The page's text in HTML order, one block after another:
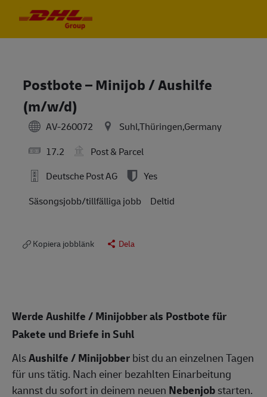
Postbote – Minijob / Aushilfe
(m/w/d)
AV-260072
Suhl,Thüringen,Germany
17.2
Post & Parcel
Deutsche Post AG
Yes
Säsongsjobb/tillfälliga jobb
Deltid
Kopiera jobblänk Dela
Werde Aushilfe / Minijobber als Postbote für
Pakete und Briefe in Suhl
AlsAushilfe / Minijobberbist du an einzelnen Tagen
für uns tätig. Nach einer bezahlten Einarbeitung
kannst du sofort in deinem neuen Nebenjobstarten.